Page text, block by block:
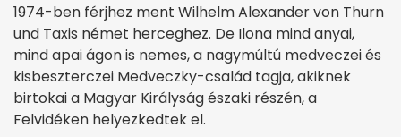
1974-ben férjhez ment Wilhelm Alexander von Thurn
und Taxis német herceghez. De Ilona mind anyai,
mind apai ágon is nemes, a nagymúltú medveczei és
kisbeszterczei Medveczky-család tagja, akiknek
birtokai a Magyar Királyság északi részén, a
Felvidéken helyezkedtek el.